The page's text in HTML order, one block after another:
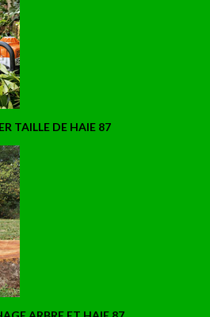
TAILLE DE HAIE 87